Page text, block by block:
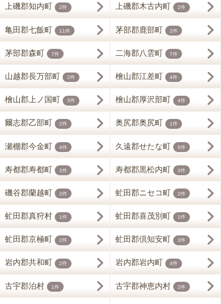
上磯郡知内町 2件 上磯郡木古内町 2件
亀田郡七飯町 11件 茅部郡鹿部町 2件
茅部郡森町 7件 二海郡八雲町 7件
山越郡長万部町 2件 檜山郡江差町 4件
檜山郡上ノ国町 3件 檜山郡厚沢部町 4件
爾志郡乙部町 2件 奥尻郡奥尻町 1件
瀬棚郡今金町 4件 久遠郡せたな町 5件
寿都郡寿都町 2件 寿都郡黒松内町 3件
磯谷郡蘭越町 2件 虻田郡ニセコ町 2件
虻田郡真狩村 1件 虻田郡喜茂別町 1件
虻田郡京極町 2件 虻田郡倶知安町 3件
岩内郡共和町 2件 岩内郡岩内町 4件
古宇郡泊村 1件 古宇郡神恵内村 2件